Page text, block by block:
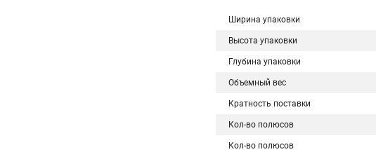
Ширина упаковки
Высота упаковки
Глубина упаковки
Объемный вес
Кратность поставки
Кол-во полюсов
Кол-во полюсов